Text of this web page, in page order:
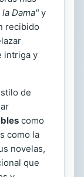
Dama" y
recibido
intriga y
de
como
como la
novelas,
que